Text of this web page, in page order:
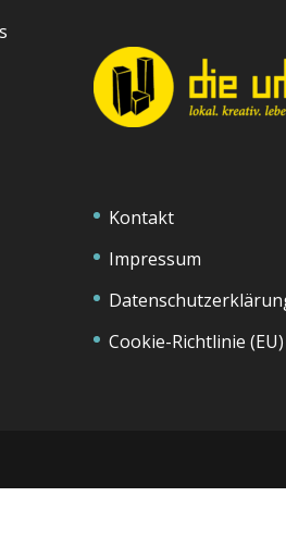
Kontakt
Impressum
Cookie-Richtlinie (EU)